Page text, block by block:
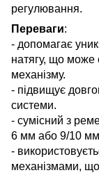
регулювання.
Переваги:
- допомагає
натягу, що може
механізму.
- підвищує
системи.
- сумісний з
6 мм або 9/10
-
механізмами,